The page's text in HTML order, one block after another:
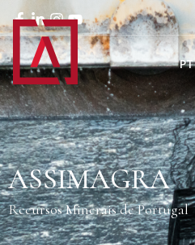
PT
ASSIMAGRA
Recursos Minerais de Portugal